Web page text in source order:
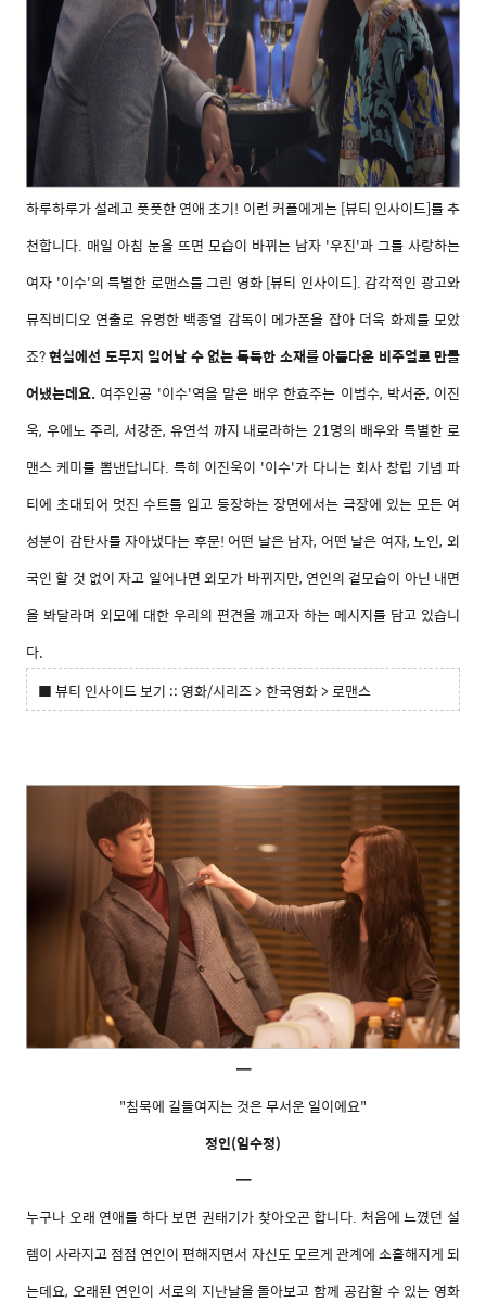
하루하루가 설레고 풋풋한 연애 초기! 이런 커플에게는 [뷰티 인사이드]를 추
천합니다. 매일 아침 눈을 뜨면 모습이 바뀌는 남자 '우진'과 그를 사랑하는
여자 '이수'의 특별한 로맨스를 그린 영화 [뷰티 인사이드]. 감각적인 광고와
뮤직비디오 연출로 유명한 백종열 감독이 메가폰을 잡아 더욱 화제를 모았
죠?현실에선 도무지 일어날 수 없는 독특한 소재를 아름다운 비주얼로 만들
어냈는데요. 여주인공 '이수'역을 맡은 배우 한효주는 이범수, 박서준, 이진
욱, 우에노 주리, 서강준, 유연석 까지 내로라하는 21명의 배우와 특별한 로
맨스 케미를 뽐낸답니다. 특히 이진욱이 '이수'가 다니는 회사 창립 기념 파
티에 초대되어 멋진 수트를 입고 등장하는 장면에서는 극장에 있는 모든 여
성분이 감탄사를 자아냈다는 후문! 어떤 날은 남자, 어떤 날은 여자, 노인, 외
국인 할 것 없이 자고 일어나면 외모가 바뀌지만, 연인의 겉모습이 아닌 내면
을 봐달라며 외모에 대한 우리의 편견을 깨고자 하는 메시지를 담고 있습니
다.
■ 뷰티 인사이드 보기 :: 영화/시리즈 > 한국영화 > 로맨스
━
"침묵에 길들여지는 것은 무서운 일이에요"
정인(임수정)
━
누구나 오래 연애를 하다 보면 권태기가 찾아오곤 합니다. 처음에 느꼈던 설
렘이 사라지고 점점 연인이 편해지면서 자신도 모르게 관계에 소홀해지게 되
는데요, 오래된 연인이 서로의 지난날을 돌아보고 함께 공감할 수 있는 영화